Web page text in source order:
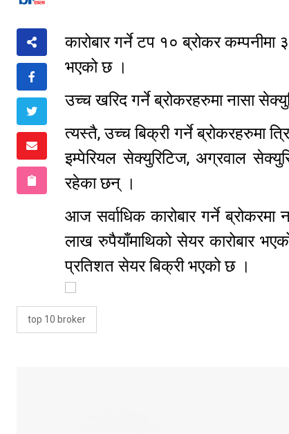
कारोबार गर्ने टप १० ब्रोकर
भएको छ ।
उच्च खरिद गर्ने ब्रोकरहरुमा नासा
त्यस्तै, उच्च बिक्री गर्ने ब्रोकरहरुमा
इम्पेरियल सेक्युरिटिज, अग्रवाल
रहेका छन् ।
आज सर्वाधिक कारोबार गर्ने
लाख रुपैयाँमाथिको सेयर कारोबार
प्रतिशत सेयर बिक्री भएको छ ।
top 10 broker